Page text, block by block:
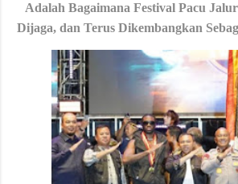
Adalah Bagaimana Festival Pacu
Dijaga, dan Terus Dikembangkan